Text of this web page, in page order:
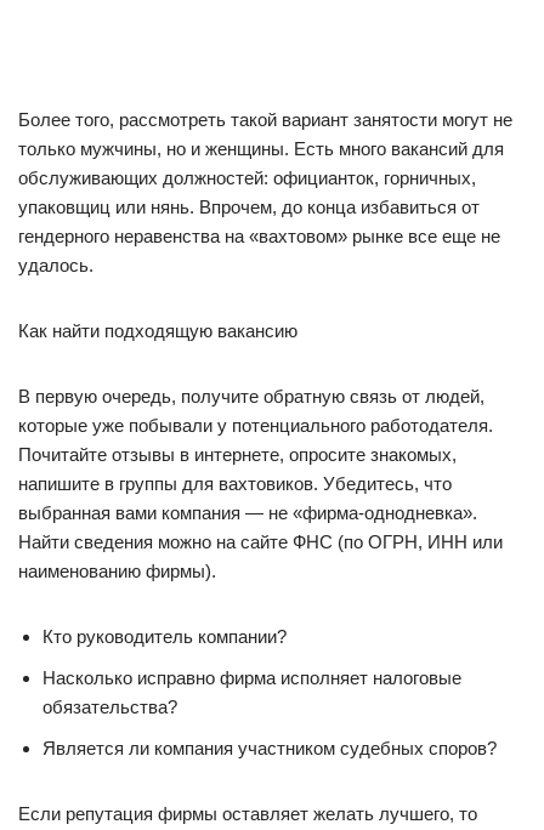
Более того, рассмотреть такой вариант занятости могут не
только мужчины, но и женщины. Есть много вакансий для
обслуживающих должностей: официанток, горничных,
упаковщиц или нянь. Впрочем, до конца избавиться от
гендерного неравенства на «вахтовом» рынке все еще не
удалось.
Как найти подходящую вакансию
В первую очередь, получите обратную связь от людей,
которые уже побывали у потенциального работодателя.
Почитайте отзывы в интернете, опросите знакомых,
напишите в группы для вахтовиков. Убедитесь, что
выбранная вами компания — не «фирма-однодневка».
Найти сведения можно на сайте ФНС (по ОГРН, ИНН или
наименованию фирмы).
Кто руководитель компании?
Насколько исправно фирма исполняет налоговые
обязательства?
Является ли компания участником судебных споров?
Если репутация фирмы оставляет желать лучшего, то